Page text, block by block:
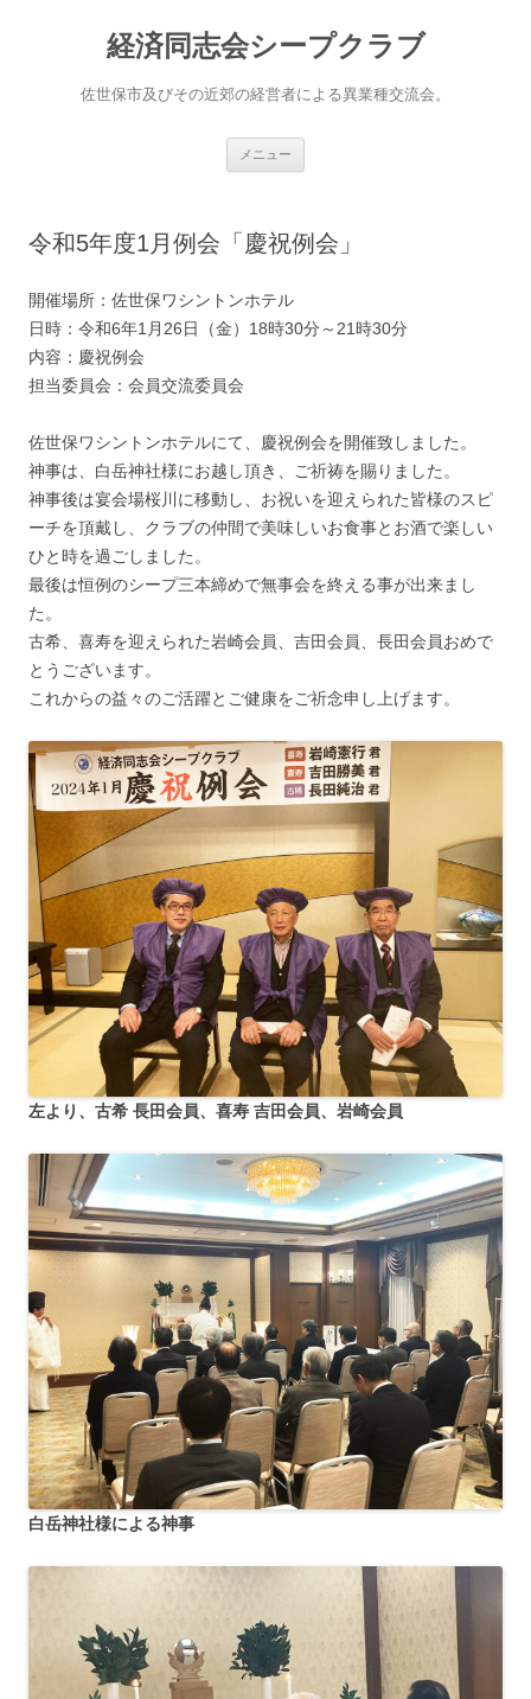
経済同志会シープクラブ
佐世保市及びその近郊の経営者による異業種交流会。
メニュー
へ
ス
令和5年度1月例会「慶祝例会」
開催場所：佐世保ワシントンホテル
日時：令和6年1月26日（金）18時30分～21時30分
内容：慶祝例会
担当委員会：会員交流委員会
佐世保ワシントンホテルにて、慶祝例会を開催致しました。
神事は、白岳神社様にお越し頂き、ご祈祷を賜りました。
神事後は宴会場桜川に移動し、お祝いを迎えられた皆様のスピ
ーチを頂戴し、クラブの仲間で美味しいお食事とお酒で楽しい
ひと時を過ごしました。
最後は恒例のシープ三本締めで無事会を終える事が出来まし
た。
古希、喜寿を迎えられた岩崎会員、吉田会員、長田会員おめで
とうございます。
これからの益々のご活躍とご健康をご祈念申し上げます。
左より、古希 長田会員、喜寿 吉田会員、岩崎会員
白岳神社様による神事